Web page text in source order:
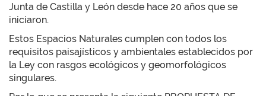
Junta de Castilla y León desde hace 20 años que se
iniciaron.
Estos Espacios Naturales cumplen con todos los
requisitos paisajísticos y ambientales establecidos por
la Ley con rasgos ecológicos y geomorfológicos
singulares.